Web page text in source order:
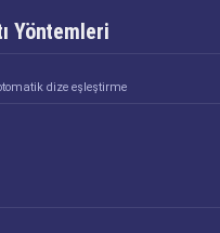
Yöntemleri
dize eşleştirme